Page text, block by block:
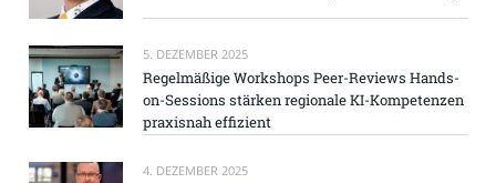
5. DEZEMBER 2025
Regelmäßige Workshops Peer-Reviews Hands-
on-Sessions stärken regionale KI-Kompetenzen
praxisnah effizient
4. DEZEMBER 2025